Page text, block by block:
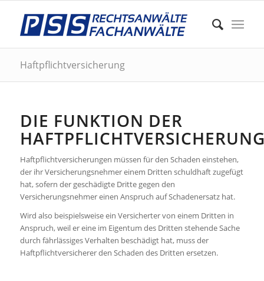
Haftpflichtversicherung
DIE FUNKTION DER
Haftpflichtversicherungen müssen für den Schaden einstehen,
der ihr Versicherungsnehmer einem Dritten schuldhaft zugefügt
hat, sofern der geschädigte Dritte gegen den
Versicherungsnehmer einen Anspruch auf Schadenersatz hat.
Wird also beispielsweise ein Versicherter von einem Dritten in
Anspruch, weil er eine im Eigentum des Dritten stehende Sache
durch fährlässiges Verhalten beschädigt hat, muss der
Haftpflichtversicherer den Schaden des Dritten ersetzen.